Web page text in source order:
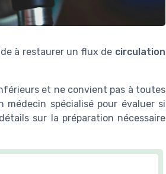
à restaurer un flux de circulation
et ne convient pas à toutes
spécialisé pour évaluer si
sur la préparation nécessaire